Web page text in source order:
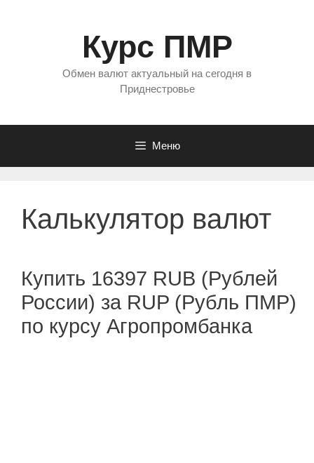
Курс ПМР
Обмен валют актуальный на сегодня в
Приднестровье
Меню
Калькулятор валют
Купить 16397 RUB (Рублей
России) за RUP (Рубль ПМР)
по курсу Агропромбанка